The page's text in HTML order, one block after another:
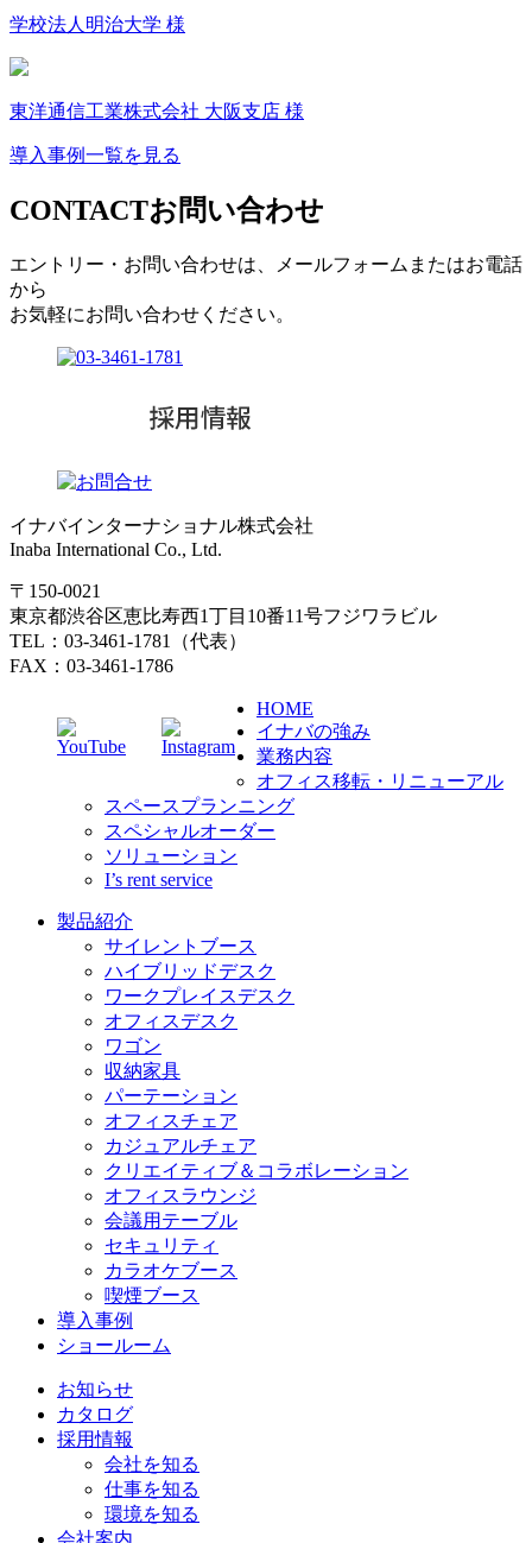
学校法人明治大学 様
東洋通信工業株式会社 大阪支店 様
導入事例一覧を見る
CONTACTお問い合わせ
エントリー・お問い合わせは、メールフォームまたはお電話
から
お気軽にお問い合わせください。
イナバインターナショナル株式会社
Inaba International Co., Ltd.
〒150-0021
東京都渋谷区恵比寿西1丁目10番11号フジワラビル
TEL：03-3461-1781（代表）
FAX：03-3461-1786
HOME
イナバの強み
業務内容
オフィス移転・リニューアル
スペースプランニング
スペシャルオーダー
ソリューション
I’s rent service
製品紹介
サイレントブース
ハイブリッドデスク
ワークプレイスデスク
オフィスデスク
ワゴン
収納家具
パーテーション
オフィスチェア
カジュアルチェア
クリエイティブ＆コラボレーション
オフィスラウンジ
会議用テーブル
セキュリティ
カラオケブース
喫煙ブース
導入事例
ショールーム
お知らせ
カタログ
採用情報
会社を知る
仕事を知る
環境を知る